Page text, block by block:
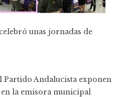
unas jornadas de
Partido Andalucista exponen
la emisora municipal